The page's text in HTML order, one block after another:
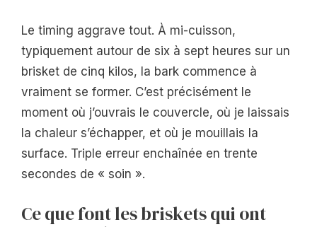
Le timing aggrave tout. À mi-cuisson,
typiquement autour de six à sept heures sur un
brisket de cinq kilos, la bark commence à
vraiment se former. C’est précisément le
moment où j’ouvrais le couvercle, où je laissais
la chaleur s’échapper, et où je mouillais la
surface. Triple erreur enchaînée en trente
secondes de « soin ».
Ce que font les briskets qui ont